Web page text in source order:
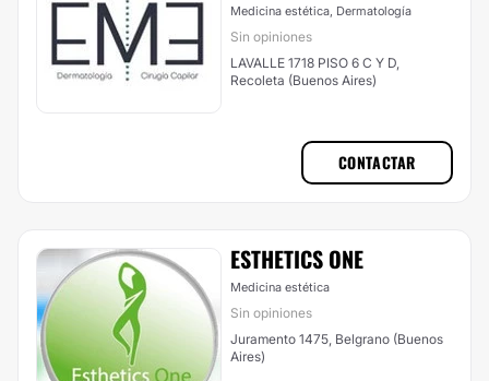
Medicina estética, Dermatología
Sin opiniones
LAVALLE 1718 PISO 6 C Y D,
Recoleta (Buenos Aires)
CONTACTAR
ESTHETICS ONE
Medicina estética
Sin opiniones
Juramento 1475, Belgrano (Buenos
Aires)